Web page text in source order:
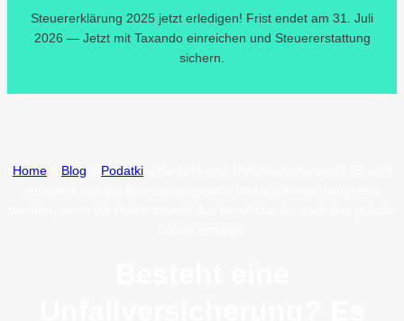
Steuererklärung 2025 jetzt erledigen! Frist endet am 31. Juli
2026 — Jetzt mit Taxando einreichen und Steuererstattung
sichern.
Home Blog Podatki